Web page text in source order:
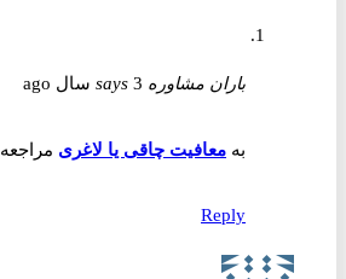
باران مشاوره says 3 سال ago
معافیت چاقی یا لاغریمراجعه کنید
Reply